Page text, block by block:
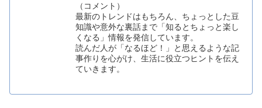
（コメント）
最新のトレンドはもちろん、ちょっとした豆
知識や意外な裏話まで「知るとちょっと楽し
くなる」情報を発信しています。
読んだ人が「なるほど！」と思えるような記
事作りを心がけ、生活に役立つヒントを伝え
ていきます。